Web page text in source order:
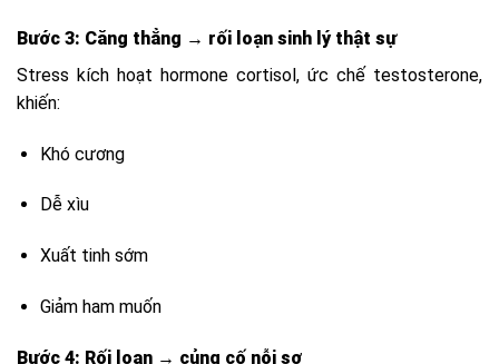
Bước 3: Căng thẳng → rối loạn sinh lý thật sự
Stress kích hoạt hormone cortisol, ức chế testosterone,
khiến:
Khó cương
Dễ xìu
Xuất tinh sớm
Giảm ham muốn
Bước 4: Rối loạn → củng cố nỗi sợ